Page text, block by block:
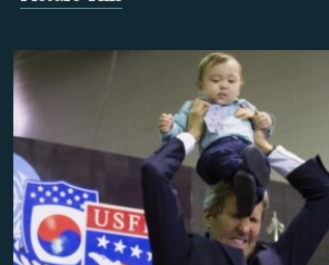
СИБИРЬ.РЕАЛИИ
РАСПИСАНИЕ ВЕЩАНИЯ
ПОДПИШИТЕСЬ НА РАССЫЛКУ
СОЦИАЛЬНЫЕ СЕТИ